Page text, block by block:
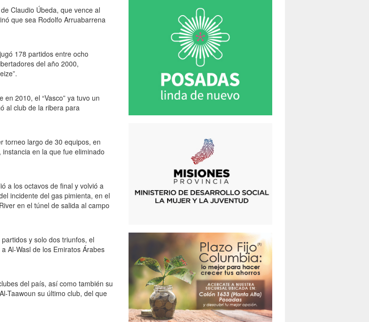
Claudio Úbeda, que vence al
que sea Rodolfo Arruabarrena
178 partidos entre ocho
del año 2000,
2010, el “Vasco” ya tuvo un
al club de la ribera para
torneo largo de 30 equipos, en
en la que fue eliminado
a los octavos de final y volvió a
incidente del gas pimienta, en el
en el túnel de salida al campo
y solo dos triunfos, el
Al-Wasl de los Emiratos Árabes
del país, así como también su
Taawoun su último club, del que